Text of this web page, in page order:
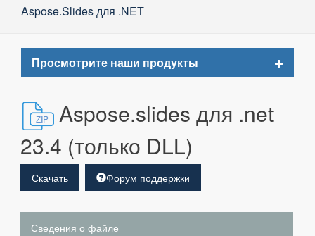
Aspose.Slides для .NET
Просмотрите наши продукты
Toggle
Aspose.slides для .net
23.4 (только DLL)
Скачать Форум поддержки
Сведения о файле